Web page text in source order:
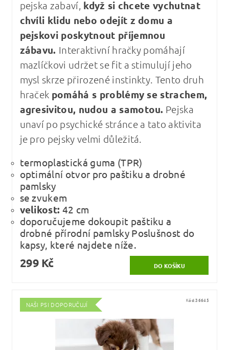
pejska zabaví, když si chcete vychutnat
chvíli klidu nebo odejít z domu a
pejskovi poskytnout příjemnou
zábavu. Interaktivní hračky pomáhají
mazlíčkovi udržet se fit a stimulují jeho
mysl skrze přirozené instinkty. Tento druh
hraček pomáhá s problémy se strachem,
agresivitou, nudou a samotou. Pejska
unaví po psychické stránce a tato aktivita
je pro pejsky velmi důležitá.
termoplastická guma (TPR)
optimální otvor pro paštiku a drobné
pamlsky
se zvukem
velikost: 42 cm
doporučujeme dokoupit paštiku a
drobné přírodní pamlsky Poslušnost do
kapsy, které najdete níže.
299 Kč
NAŠI PSI DOPORUČUJÍ
Kód:36645